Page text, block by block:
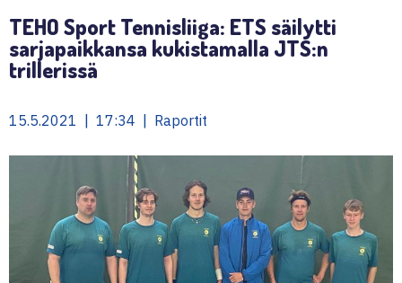
TEHO Sport Tennisliiga: ETS säilytti
sarjapaikkansa kukistamalla JTS:n
trillerissä
15.5.2021 | 17:34 | Raportit